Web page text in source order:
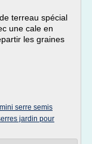
terreau spécial
une cale en
les graines
mini serre semis
jardin pour